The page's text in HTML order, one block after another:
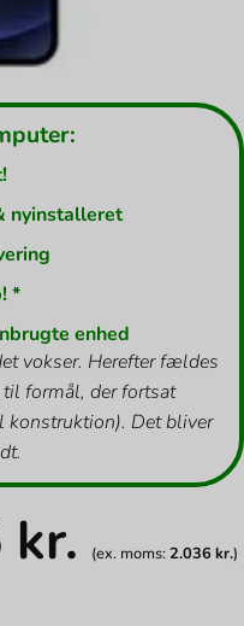
nyinstalleret
*
enhed
vokser. Herefter fældes
formål, der fortsat
konstruktion). Det bliver
kr. (ex. moms:2.036 kr.)